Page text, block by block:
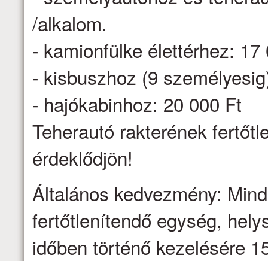
/alkalom.
- kamionfülke élettérhez: 17
- kisbuszhoz (9
- hajókabinhoz: 20 000 Ft
Teherautó rakterének
érdeklődjön!
Általános kedvezmény:
fertőtlenítendő egység,
időben történő kezelésére